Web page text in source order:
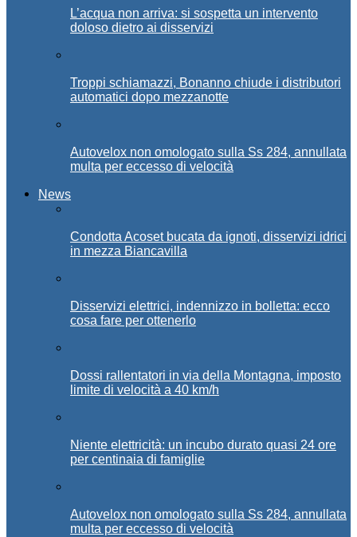
L’acqua non arriva: si sospetta un intervento
doloso dietro ai disservizi
Troppi schiamazzi, Bonanno chiude i distributori
automatici dopo mezzanotte
Autovelox non omologato sulla Ss 284, annullata
multa per eccesso di velocità
News
Condotta Acoset bucata da ignoti, disservizi idrici
in mezza Biancavilla
Disservizi elettrici, indennizzo in bolletta: ecco
cosa fare per ottenerlo
Dossi rallentatori in via della Montagna, imposto
limite di velocità a 40 km/h
Niente elettricità: un incubo durato quasi 24 ore
per centinaia di famiglie
Autovelox non omologato sulla Ss 284, annullata
multa per eccesso di velocità